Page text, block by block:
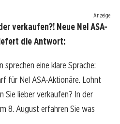
Anzeige
verkaufen?! Neue Nel ASA-
die Antwort:
sprechen eine klare Sprache:
für Nel ASA-Aktionäre. Lohnt
Sie lieber verkaufen? In der
8. August erfahren Sie was